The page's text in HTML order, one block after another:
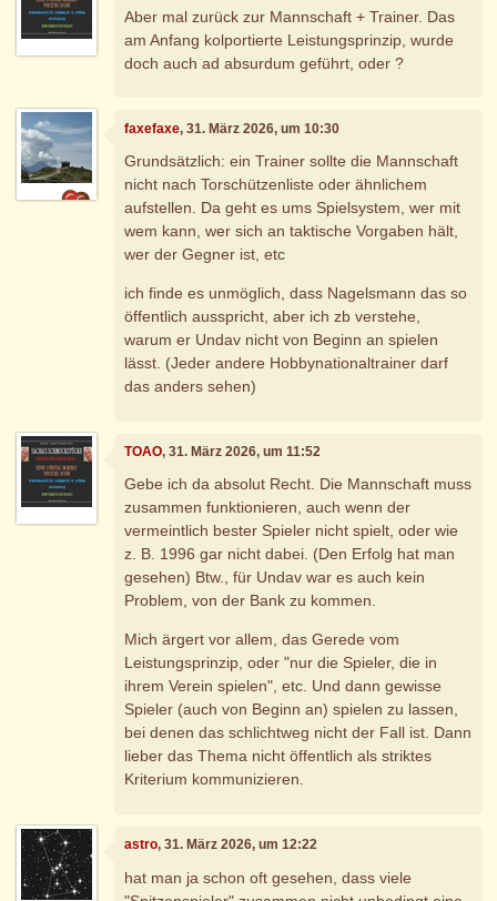
Aber mal zurück zur Mannschaft + Trainer. Das
am Anfang kolportierte Leistungsprinzip, wurde
doch auch ad absurdum geführt, oder ?
faxefaxe, 31. März 2026, um 10:30
Grundsätzlich: ein Trainer sollte die Mannschaft
nicht nach Torschützenliste oder ähnlichem
aufstellen. Da geht es ums Spielsystem, wer mit
wem kann, wer sich an taktische Vorgaben hält,
wer der Gegner ist, etc
ich finde es unmöglich, dass Nagelsmann das so
öffentlich ausspricht, aber ich zb verstehe,
warum er Undav nicht von Beginn an spielen
lässt. (Jeder andere Hobbynationaltrainer darf
das anders sehen)
TOAO, 31. März 2026, um 11:52
Gebe ich da absolut Recht. Die Mannschaft muss
zusammen funktionieren, auch wenn der
vermeintlich bester Spieler nicht spielt, oder wie
z. B. 1996 gar nicht dabei. (Den Erfolg hat man
gesehen) Btw., für Undav war es auch kein
Problem, von der Bank zu kommen.
Mich ärgert vor allem, das Gerede vom
Leistungsprinzip, oder "nur die Spieler, die in
ihrem Verein spielen", etc. Und dann gewisse
Spieler (auch von Beginn an) spielen zu lassen,
bei denen das schlichtweg nicht der Fall ist. Dann
lieber das Thema nicht öffentlich als striktes
Kriterium kommunizieren.
astro, 31. März 2026, um 12:22
hat man ja schon oft gesehen, dass viele